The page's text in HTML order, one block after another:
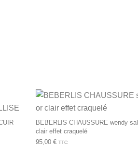
BEBERLIS CHAUSSURE wendy
clair effet craquelé
95,00 € TTC